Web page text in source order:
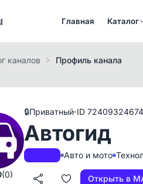
Главная Каталог
каналов Профиль канала
(0)
🔒Приватный·ID
Автогид
Авто и мото
Открыть в